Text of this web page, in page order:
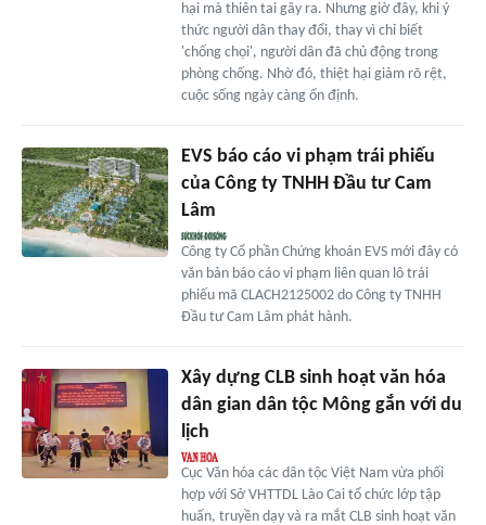
hại mà thiên tai gây ra. Nhưng giờ đây, khi ý
thức người dân thay đổi, thay vì chỉ biết
'chống chọi', người dân đã chủ động trong
phòng chống. Nhờ đó, thiệt hại giảm rõ rệt,
cuộc sống ngày càng ổn định.
EVS báo cáo vi phạm trái phiếu
của Công ty TNHH Đầu tư Cam
Lâm
Công ty Cổ phần Chứng khoán EVS mới đây có
văn bản báo cáo vi phạm liên quan lô trái
phiếu mã CLACH2125002 do Công ty TNHH
Đầu tư Cam Lâm phát hành.
Xây dựng CLB sinh hoạt văn hóa
dân gian dân tộc Mông gắn với du
lịch
Cục Văn hóa các dân tộc Việt Nam vừa phối
hợp với Sở VHTTDL Lào Cai tổ chức lớp tập
huấn, truyền dạy và ra mắt CLB sinh hoạt văn